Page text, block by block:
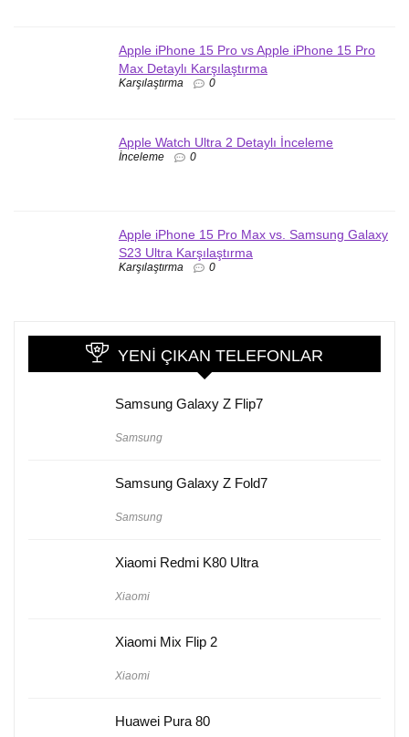
Apple iPhone 15 Pro vs Apple iPhone 15 Pro
Max Detaylı Karşılaştırma
Karşılaştırma 0
Apple Watch Ultra 2 Detaylı İnceleme
İnceleme 0
Apple iPhone 15 Pro Max vs. Samsung Galaxy
S23 Ultra Karşılaştırma
Karşılaştırma 0
YENI ÇIKAN TELEFONLAR
Samsung Galaxy Z Flip7
Samsung
Samsung Galaxy Z Fold7
Samsung
Xiaomi Redmi K80 Ultra
Xiaomi
Xiaomi Mix Flip 2
Xiaomi
Huawei Pura 80